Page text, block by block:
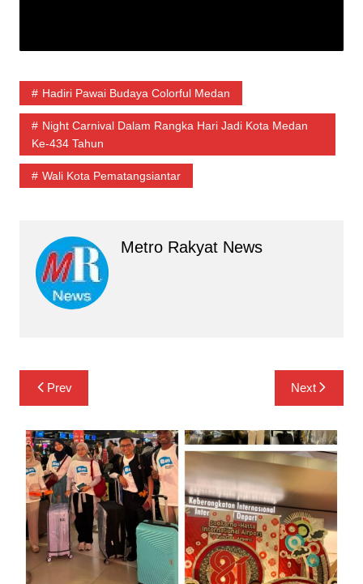
Hadiri Pawai Budaya Colorful Medan
Night Carnival Dalam Rangka Hari Jadi Kota Medan
Ke-434 Tahun
Wali Kota Pematangsiantar
Metro Rakyat News
Navigasi
pos
Prev Next